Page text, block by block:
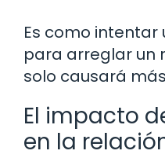
Es como
para arreglar un
solo causará
El impacto
en la